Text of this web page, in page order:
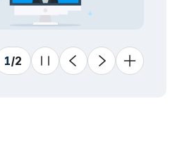
하락
1
동일
상승
11
1/2
슬라이드 멈춤
이전 다음 더 보기